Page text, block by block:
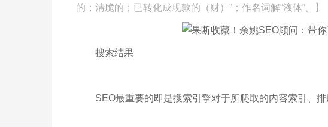
的；清脆的；已转化成现款的（财）”；作名词解“液体”。】
搜索结果
SEO最重要的即是搜索引擎对于所爬取的内容索引、排